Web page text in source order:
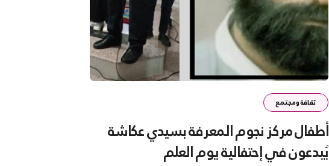
ثقافة ومجتمع
أطفال مركز نجوم المعرفة بسيدي عكاشة
يُبدعون في إحتفالية يوم العلم